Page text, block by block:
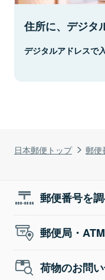
日本郵便トップ 郵便
住所に、デジタ
デジタルアドレスで
郵便番号を
郵便局・
荷物のお問